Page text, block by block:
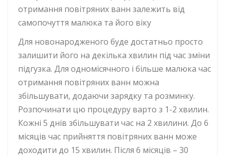
отримання повітряних ванн залежить від
самопочуття малюка та його віку
Для новонародженого буде достатньо просто
залишити його на декілька хвилин під час зміни
підгузка. Для одномісячного і більше малюка час
отримання повітряних ванн можна
збільшувати, додаючи зарядку та розминку.
Розпочинати цю процедуру варто з 1-2 хвилин.
Кожні 5 днів збільшувати час на 2 хвилини. До 6
місяців час прийняття повітряних ванн може
доходити до 15 хвилин. Після 6 місяців – 30